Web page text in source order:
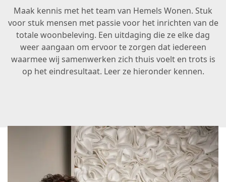
Maak kennis met het team van Hemels Wonen. Stuk
voor stuk mensen met passie voor het inrichten van de
totale woonbeleving. Een uitdaging die ze elke dag
weer aangaan om ervoor te zorgen dat iedereen
waarmee wij samenwerken zich thuis voelt en trots is
op het eindresultaat. Leer ze hieronder kennen.